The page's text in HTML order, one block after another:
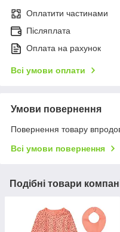
Оплатити частинами
Післяплата
Оплата на рахунок
Всі умови оплати
Умови повернення
Повернення товару
Всі умови повернення
Подібні товари